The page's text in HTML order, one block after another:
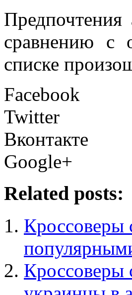
Предпочтения
сравнению с
списке
Facebook
Twitter
Вконтакте
Google+
Related posts:
Кроссоверы
Кроссоверы